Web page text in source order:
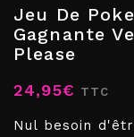
Jeu De
Gagnante
Please
24,95€ TTC
Nul besoin